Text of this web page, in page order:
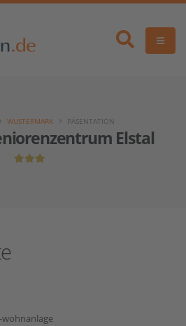
Elstal
WUSTERMARK PÄSENTATION